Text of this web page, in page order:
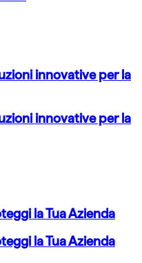
innovative per la
innovative per la
la Tua Azienda
la Tua Azienda